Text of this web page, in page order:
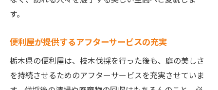
す。
便利屋が提供するアフターサービスの充実
栃木県の便利屋は、枝木伐採を行った後も、庭の美しさ
を持続させるためのアフターサービスを充実させていま